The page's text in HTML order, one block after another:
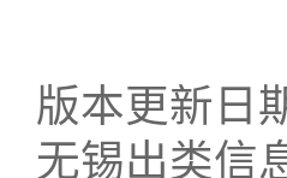
版本更新日
无锡出类信